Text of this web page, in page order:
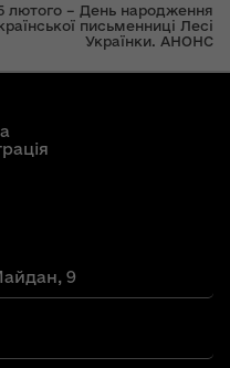
лютого – День народження
письменниці Лесі
Українки. АНОНС
9